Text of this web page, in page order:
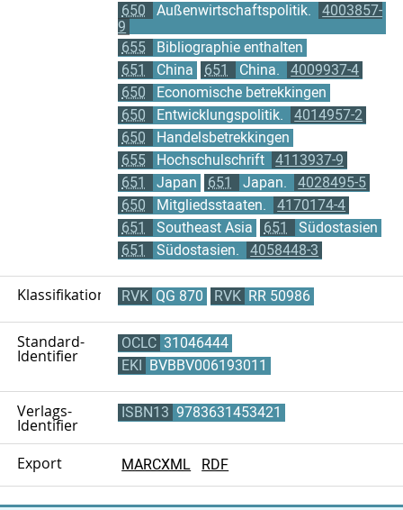
650
Außenwirtschaftspolitik.
4003857-
9
655
Bibliographie enthalten
651
China 651 China.
4009937-4
650
Economische betrekkingen
650
Entwicklungspolitik.
4014957-2
650
Handelsbetrekkingen
655
Hochschulschrift
4113937-9
651
Japan 651 Japan.
4028495-5
650
Mitgliedsstaaten.
4170174-4
651
Southeast Asia 651
Südostasien
651
Südostasien. 4058448-3
Klassifikation RVK QG 870 RVK RR 50986
Standard-
Identifier
OCLC 31046444
EKI BVBBV006193011
Verlags-
Identifier
ISBN13 9783631453421
Export MARCXML RDF